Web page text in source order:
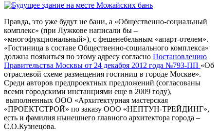
Правда, это уже будут не бани, а «Общественно-социальный
комплекс» (при Лужкове написали бы –
«многофукциональный»), с фешенебельным «апарт-отелем».
«Гостиница в составе Общественно-социального комплекса»
должна появиться по этому адресу согласно Постановлению
Правительства Москвы от 24 декабря 2012 года №793-ПП «Об
отраслевой схеме размещения гостиниц в городе Москве».
Среди авторов предпроектных предложений (согласованы
всеми городскими инстанциями еще в 2009 году),
выполненных ООО «Архитектурная мастерская
«ПРОЕКТСТРОЙ» по заказу ООО «НЕПТУН-ТРЕЙДИНГ»,
есть и фамилия нынешнего главного архитектора города –
С.О.Кузнецова.